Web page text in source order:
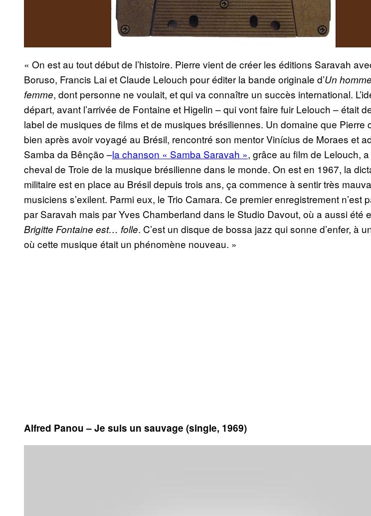
« On est au tout début de l’histoire. Pierre vient de créer les éditions Saravah
Boruso, Francis Lai et Claude Lelouch pour éditer la bande originale d’Un
femme, dont personne ne voulait, et qui va connaître un succès international.
départ, avant l’arrivée de Fontaine et Higelin – qui vont faire fuir Lelouch – était
label de musiques de films et de musiques brésiliennes. Un domaine que Pierre
bien après avoir voyagé au Brésil, rencontré son mentor Vinícius de Moraes et
Samba da Bênção –la chanson « Samba Saravah », grâce au film de Lelouch,
cheval de Troie de la musique brésilienne dans le monde. On est en 1967, la
militaire est en place au Brésil depuis trois ans, ça commence à sentir très
musiciens s’exilent. Parmi eux, le Trio Camara. Ce premier enregistrement n’est
par Saravah mais par Yves Chamberland dans le Studio Davout, où a aussi été
Brigitte Fontaine est… folle. C’est un disque de bossa jazz qui sonne d’enfer, à
où cette musique était un phénomène nouveau. »
Alfred Panou – Je suis un sauvage (single, 1969)